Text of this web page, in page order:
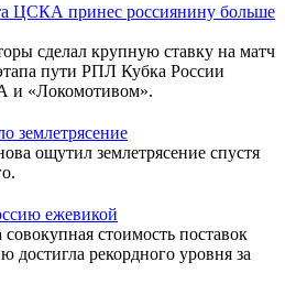
ЦСКА принес россиянину больше
сделал крупную ставку на матч
пути РПЛ Кубка России
и «Локомотивом».
землетрясение
ощутил землетрясение спустя
ежевикой
стоимость поставок
достигла рекордного уровня за